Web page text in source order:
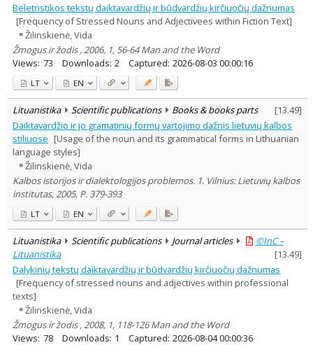
Beletristikos tekstų daiktavardžių ir būdvardžių kirčiuočių dažnumas
[Frequency of Stressed Nouns and Adjectivees within Fiction Text]
Žilinskienė, Vida
Žmogus ir žodis , 2006, 1, 56-64 Man and the Word
Views: 73 Downloads: 2 Captured: 2026-08-03 00:00:16
LT EN
Lituanistika Scientific publications Books & books parts [13.49]
Daiktavardžio ir jo gramatinių formų vartojimo dažnis lietuvių kalbos
stiliuose [Usage of the noun and its grammatical forms in Lithuanian
language styles]
Žilinskienė, Vida
Kalbos istorijos ir dialektologijos problemos. 1. Vilnius: Lietuvių kalbos
institutas, 2005, P. 379-393
LT EN
Lituanistika Scientific publications Journal articles
©InC –
Lituanistika
[13.49]
Dalykinių tekstų daiktavardžių ir būdvardžių kirčiuočių dažnumas
[Frequency of stressed nouns and adjectives within professional
texts]
Žilinskienė, Vida
Žmogus ir žodis , 2008, 1, 118-126 Man and the Word
Views: 78 Downloads: 1 Captured: 2026-08-04 00:00:36